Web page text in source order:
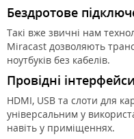
Бездротове
Такі вже звичні нам
Miracast дозволяють
ноутбуків без кабелів.
Провідні інтерфейси
HDMI, USB та слоти для
універсальним у
навіть у приміщеннях.